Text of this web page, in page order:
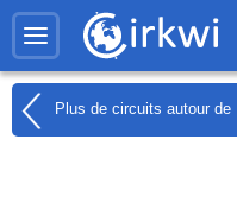
Plus de circuits autour de